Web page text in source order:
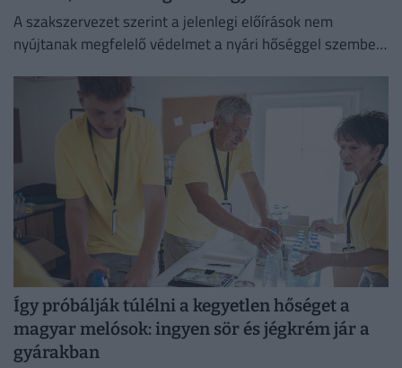
A szakszervezet szerint a jelenlegi előírások nem
nyújtanak megfelelő védelmet a nyári hőséggel szemben,
védelmében.
Így próbálják túlélni a kegyetlen hőséget a
magyar melósok: ingyen sör és jégkrém jár a
gyárakban